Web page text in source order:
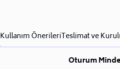
Kullanım ÖnerileriTeslimat ve
Oturum